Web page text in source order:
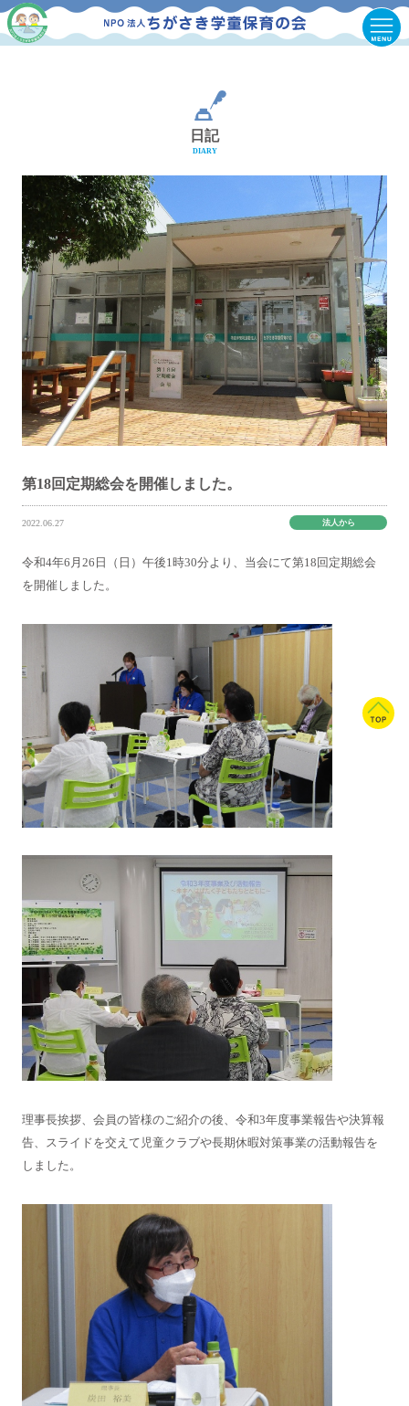
日記
DIARY
第18回定期総会を開催しました。
2022.06.27 法人から
令和4年6月26日（日）午後1時30分より、当会にて第18回定期総会
を開催しました。
理事長挨拶、会員の皆様のご紹介の後、令和3年度事業報告や決算報
告、スライドを交えて児童クラブや長期休暇対策事業の活動報告を
しました。